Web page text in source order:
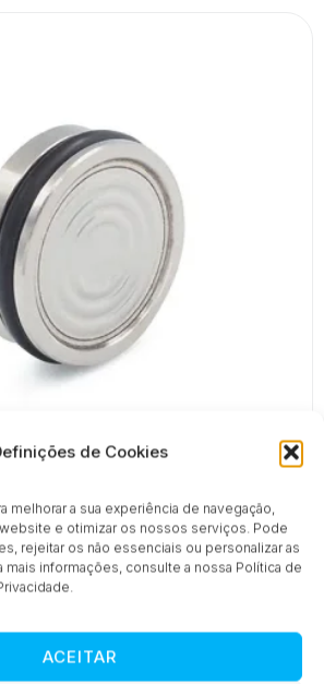
de Cookies
melhorar a sua experiência de navegação,
website e otimizar os nossos serviços. Pode
rejeitar os não essenciais ou personalizar as
mais informações, consulte a nossa Política de
ACEITAR